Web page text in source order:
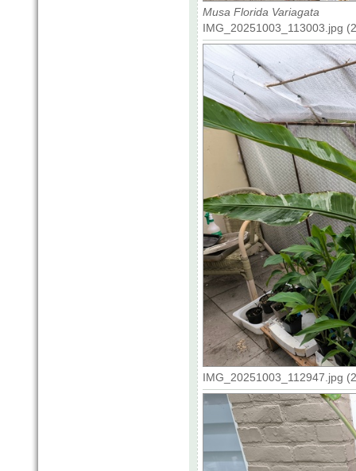
Musa Florida Variagata
IMG_20251003_113003.jpg
IMG_20251003_112947.jpg